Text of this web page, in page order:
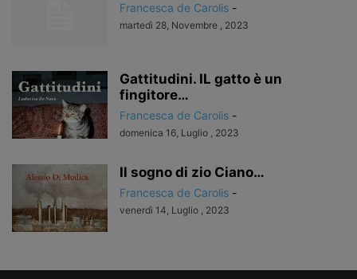
Francesca de Carolis -
martedì 28, Novembre , 2023
Gattitudini. IL gatto è un
fingitore…
Francesca de Carolis -
domenica 16, Luglio , 2023
Il sogno di zio Ciano…
Francesca de Carolis -
venerdì 14, Luglio , 2023